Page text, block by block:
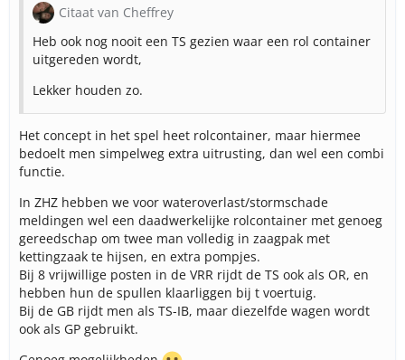
Citaat van Cheffrey
Heb ook nog nooit een TS gezien waar een rol container
uitgereden wordt,
Lekker houden zo.
Het concept in het spel heet rolcontainer, maar hiermee
bedoelt men simpelweg extra uitrusting, dan wel een combi
functie.
In ZHZ hebben we voor wateroverlast/stormschade
meldingen wel een daadwerkelijke rolcontainer met genoeg
gereedschap om twee man volledig in zaagpak met
kettingzaak te hijsen, en extra pompjes.
Bij 8 vrijwillige posten in de VRR rijdt de TS ook als OR, en
hebben hun de spullen klaarliggen bij t voertuig.
Bij de GB rijdt men als TS-IB, maar diezelfde wagen wordt
ook als GP gebruikt.